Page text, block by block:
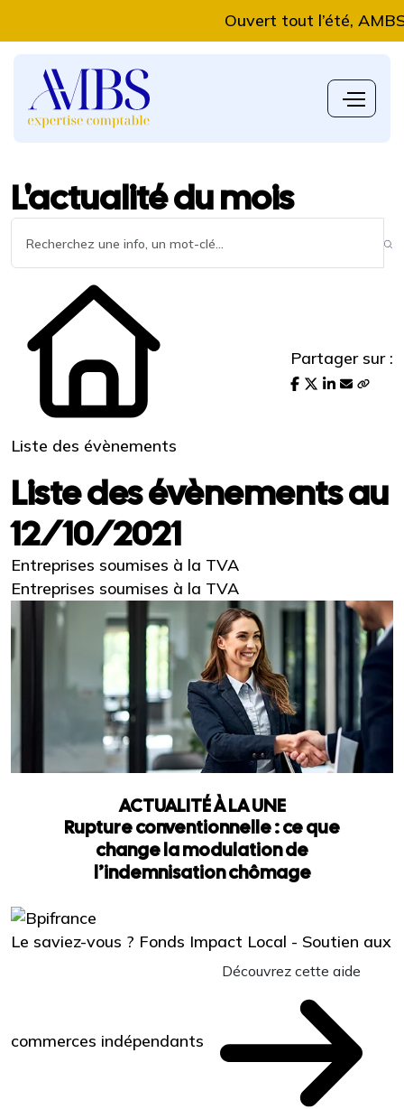
Ouvert tout l’été, AMBS
L'actualité du mois
Liste des évènements
Partager sur :
Liste des évènements au
12/10/2021
Entreprises soumises à la TVA
Entreprises soumises à la TVA
ACTUALITÉ À LA UNE
Rupture conventionnelle : ce que
change la modulation de
l’indemnisation chômage
Le saviez-vous ? Fonds Impact Local - Soutien aux
commerces indépendants
Découvrez cette aide